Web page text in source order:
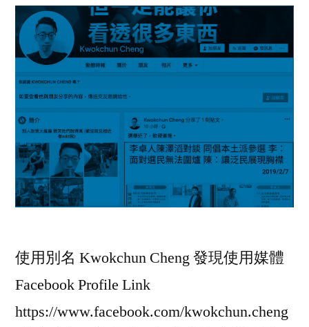
使用別名 Kwokchun Cheng 發現使用媒體
Facebook Profile Link
https://www.facebook.com/kwokchun.cheng